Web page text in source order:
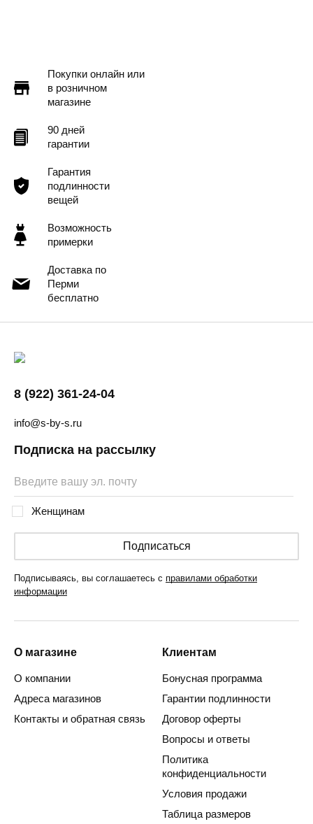
Покупки онлайн или
в розничном
магазине
90 дней
гарантии
Гарантия
подлинности
вещей
Возможность
примерки
Доставка по
Перми
бесплатно
8 (922) 361-24-04
info@s-by-s.ru
Подписка на рассылку
Женщинам
Подписаться
Подписываясь, вы соглашаетесь с правилами обработки
информации
О магазине
О компании
Адреса магазинов
Контакты и обратная связь
Клиентам
Бонусная программа
Гарантии подлинности
Договор оферты
Вопросы и ответы
Политика
конфиденциальности
Условия продажи
Таблица размеров